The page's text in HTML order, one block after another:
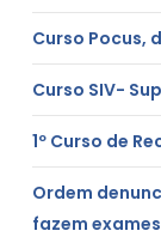
Curso Pocus,
Curso SIV-
1º Curso de
Ordem
fazem